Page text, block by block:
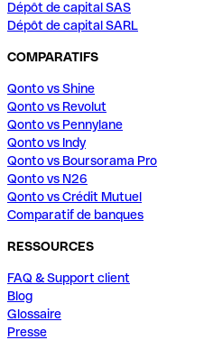
Dépôt de capital SAS
Dépôt de capital SARL
COMPARATIFS
Qonto vs Shine
Qonto vs Revolut
Qonto vs Pennylane
Qonto vs Indy
Qonto vs Boursorama Pro
Qonto vs N26
Qonto vs Crédit Mutuel
Comparatif de banques
RESSOURCES
FAQ & Support client
Blog
Glossaire
Presse